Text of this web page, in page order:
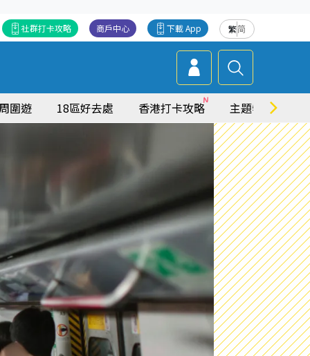
繁简
下載 App
商戶中心
社群打卡攻略
圍遊 18區好去處 香港打卡攻略 主題特集